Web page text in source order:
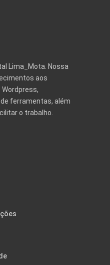
Lima_Mota. Nossa
aos
ferramentas, além
o trabalho.